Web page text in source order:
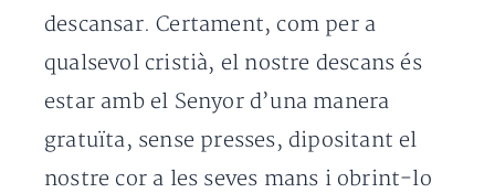
descansar. Certament, com per a
qualsevol cristià, el nostre descans és
estar amb el Senyor d’una manera
gratuïta, sense presses, dipositant el
nostre cor a les seves mans i obrint-lo